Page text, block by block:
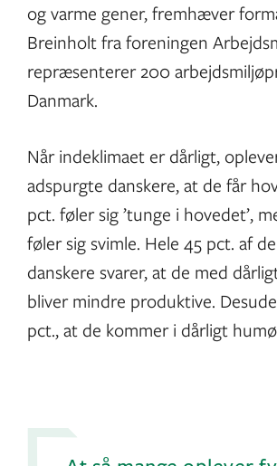
og varme gener, fremhæver
Breinholt fra foreningen
repræsenterer 200
Danmark.
Når indeklimaet er dårligt,
adspurgte danskere, at de får
pct. føler sig ’tunge i hovedet’,
føler sig svimle. Hele 45 pct. af
danskere svarer, at de med
bliver mindre produktive.
pct., at de kommer i dårligt